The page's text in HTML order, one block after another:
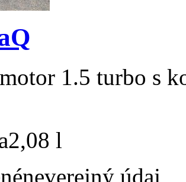
1.5 turbo s
2,08 l
neverejný údaj